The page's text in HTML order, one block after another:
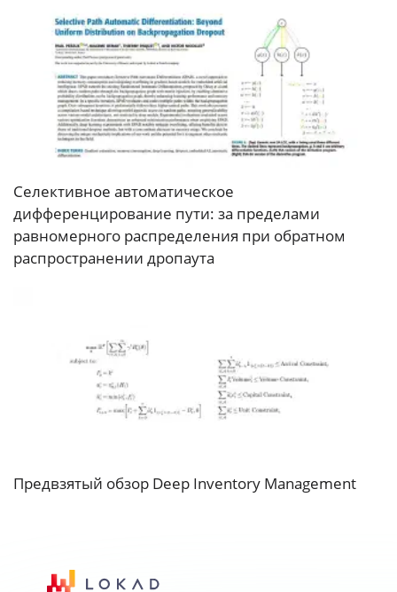
Селективное автоматическое
дифференцирование пути: за пределами
равномерного распределения при обратном
распространении дропаута
Предвзятый обзор Deep Inventory Management